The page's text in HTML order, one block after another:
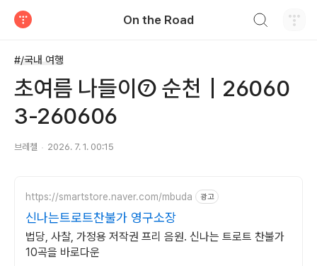
On the Road
#/국내 여행
초여름 나들이⑦ 순천｜26060
3-260606
브레첼 2026. 7. 1. 00:15
https://smartstore.naver.com/mbuda 광고
신나는트로트찬불가 영구소장
법당, 사찰, 가정용 저작권 프리 음원. 신나는 트로트 찬불가
10곡을 바로다운